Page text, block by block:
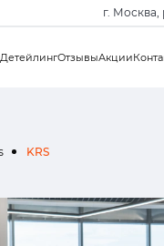
г. Москва,
ДетейлингОтзывыАкции
KRS